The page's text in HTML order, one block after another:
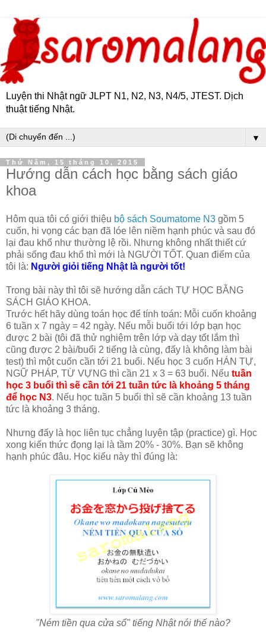
Luyện thi Nhật ngữ JLPT N1, N2, N3, N4/5, JTEST. Dịch
thuật tiếng Nhật.
▼
Thứ Năm, 15 tháng 10, 2015
Hướng dẫn cách học bằng sách giáo
khoa
Hôm qua tôi có giới thiệu bộ sách Soumatome N3 gồm 5
cuốn, hi vọng các bạn đã lóe lên niềm hạnh phúc và sau đó
lại đau khổ như thường lệ rồi. Nhưng không nhất thiết cứ
phải sống đau khổ thì mới là NGƯỜI TỐT. Quan điểm của
tôi là: Người giỏi tiếng Nhật là người tốt!
Trong bài này thì tôi sẽ hướng dẫn cách TỰ HỌC BẰNG
SÁCH GIÁO KHOA.
Trước hết hãy dùng toán học để tính toán: Mỗi cuốn khoảng
6 tuần x 7 ngày = 42 ngày. Nếu mỗi buổi tới lớp bạn học
được 2 bài (tôi đã thử nghiệm trên lớp và dạy tốt lắm thì
cũng được 2 bài/buổi 2 tiếng là cùng, đấy là không làm bài
test) thì một cuốn cần tới 21 buổi. Nếu học 3 cuốn HÁN TỰ,
NGỮ PHÁP, TỪ VỰNG thì cần 21 x 3 = 63 buổi. Nếu tuần
học 3 buổi thì sẽ cần tới 21 tuần tức là khoảng 5 tháng
để học N3. Nếu học tuần 5 buổi thì sẽ cần khoảng 13 tuần
tức là khoảng 3 tháng.
Nhưng đấy là học liên tục chẳng luyện tập (practice) gì. Học
xong kiến thức đọng lại là tầm 20% - 30%. Bạn sẽ không
hạnh phúc đâu. Học kiểu này thì đúng là:
"Ném tiền qua cửa sổ" tiếng Nhật nói thế nào?